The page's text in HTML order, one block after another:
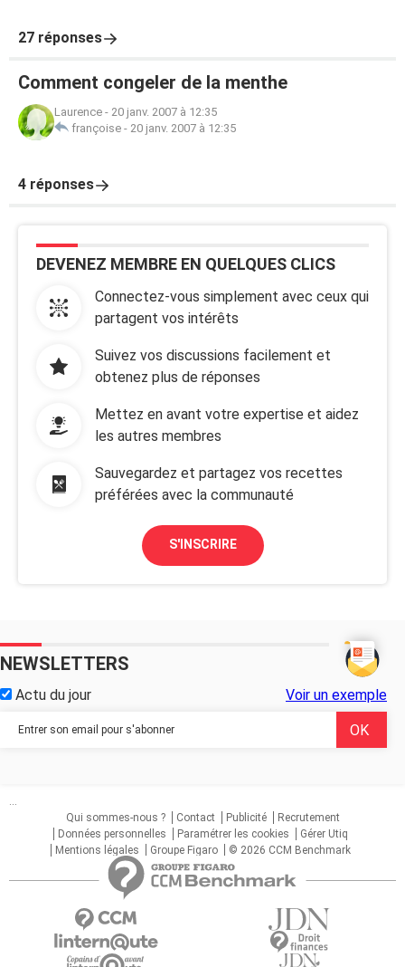
27 réponses
Comment congeler de la menthe
Laurence - 20 janv. 2007 à 12:35
françoise - 20 janv. 2007 à 12:35
4 réponses
DEVENEZ MEMBRE EN QUELQUES CLICS
Connectez-vous simplement avec ceux qui
partagent vos intérêts
Suivez vos discussions facilement et
obtenez plus de réponses
Mettez en avant votre expertise et aidez
les autres membres
Sauvegardez et partagez vos recettes
préférées avec la communauté
S'INSCRIRE
NEWSLETTERS
Actu du jour Voir un exemple
...
Qui sommes-nous ?
Contact Publicité
Recrutement
Données personnelles
Paramétrer les cookies
Gérer Utiq
Mentions légales
Groupe Figaro © 2026 CCM Benchmark